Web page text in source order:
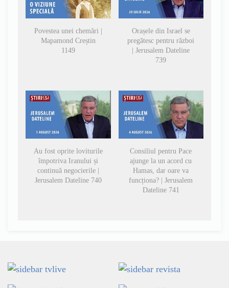
Povestea unei chemări |
Mapamond Creștin
1149
Orașele din Israel se
pregătesc pentru război
| Jerusalem Dateline
739
Au fost oprite loviturile
împotriva Iranului și
continuă negocierile |
Jerusalem Dateline 740
Consiliul pentru Pace
ajunge la un acord cu
Hamas, dar oare va
funcționa? | Jerusalem
Dateline 741